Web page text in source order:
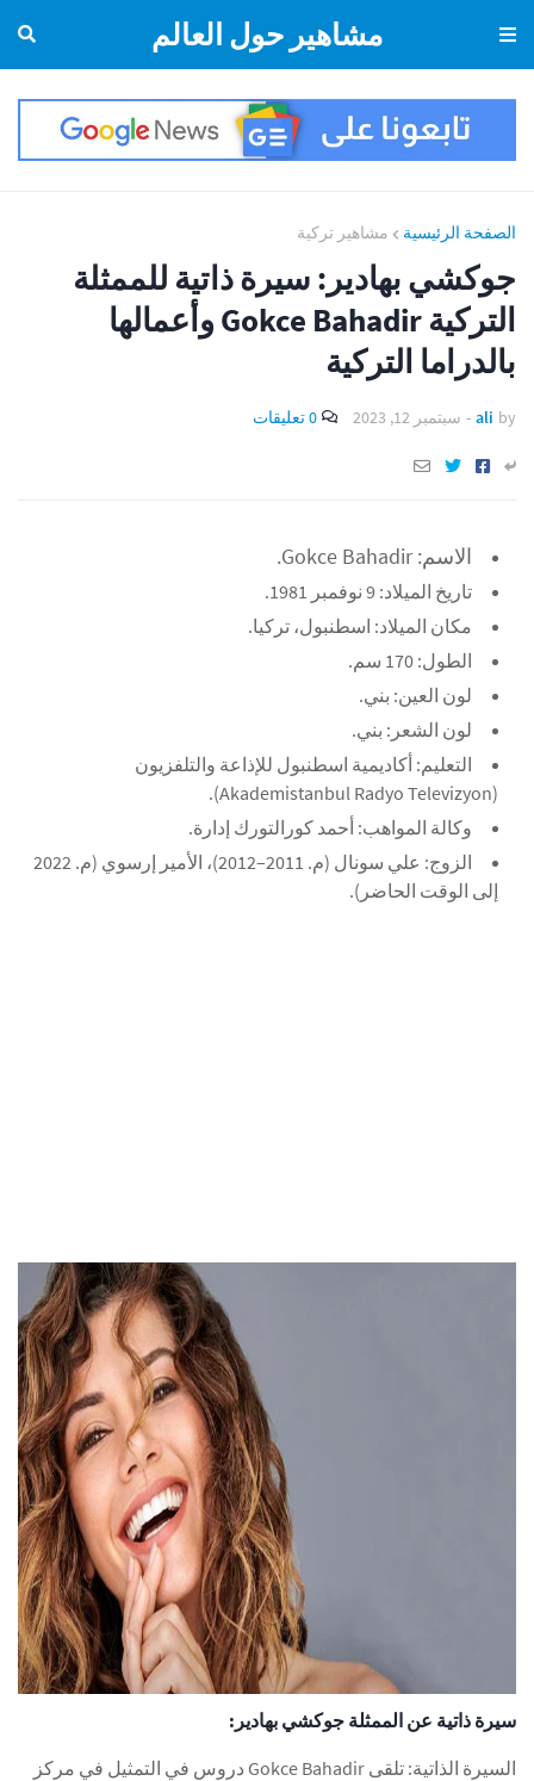
مشاهير حول العالم
الصفحة الرئيسية مشاهير تركية
جوكشي بهادير: سيرة ذاتية للممثلة
التركية Gokce Bahadir وأعمالها
بالدراما التركية
by
ali
- سبتمبر 12, 2023 0 تعليقات
الاسم: Gokce Bahadir.
تاريخ الميلاد: 9 نوفمبر 1981.
مكان الميلاد: اسطنبول، تركيا.
الطول: 170 سم.
لون العين: بني.
لون الشعر: بني.
التعليم: أكاديمية اسطنبول للإذاعة والتلفزيون
(Akademistanbul Radyo Televizyon).
وكالة المواهب: أحمد كورالتورك إدارة.
الزوج: علي سونال (م. 2011–2012)، الأمير إرسوي (م. 2022
إلى الوقت الحاضر).
سيرة ذاتية عن الممثلة جوكشي بهادير:
السيرة الذاتية: تلقى Gokce Bahadir دروس في التمثيل في مركز